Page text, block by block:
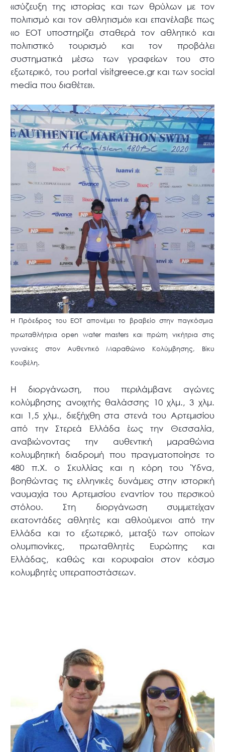
«σύζευξη της ιστορίας και των θρύλων με τον
πολιτισμό και τον αθλητισμό» και επανέλαβε πως
«o ΕΟΤ υποστηρίζει σταθερά τον αθλητικό και
πολιτιστικό τουρισμό και τον προβάλει
συστηματικά μέσω των γραφείων του στο
εξωτερικό, του portal visitgreece.gr και των social
media που διαθέτει».
Η Πρόεδρος του ΕΟΤ απονέμει το βραβείο στην παγκόσμια
πρωταθλήτρια open water masters και πρώτη νικήτρια στις
γυναίκες στον Αυθεντικό Μαραθώνιο Κολύμβησης, Βίκυ
Κουβέλη.
Η διοργάνωση, που περιλάμβανε αγώνες
κολύμβησης ανοιχτής θαλάσσης 10 χλμ., 3 χλμ.
και 1,5 χλμ., διεξήχθη στα στενά του Αρτεμισίου
από την Στερεά Ελλάδα έως την Θεσσαλία,
αναβιώνοντας την αυθεντική μαραθώνια
κολυμβητική διαδρομή που πραγματοποίησε το
480 π.Χ. ο Σκυλλίας και η κόρη του Ύδνα,
βοηθώντας τις ελληνικές δυνάμεις στην ιστορική
ναυμαχία του Αρτεμισίου εναντίον του περσικού
στόλου. Στη διοργάνωση συμμετείχαν
εκατοντάδες αθλητές και αθλούμενοι από την
Ελλάδα και το εξωτερικό, μεταξύ των οποίων
ολυμπιονίκες, πρωταθλητές Ευρώπης και
Ελλάδας, καθώς και κορυφαίοι στον κόσμο
κολυμβητές υπεραποστάσεων.